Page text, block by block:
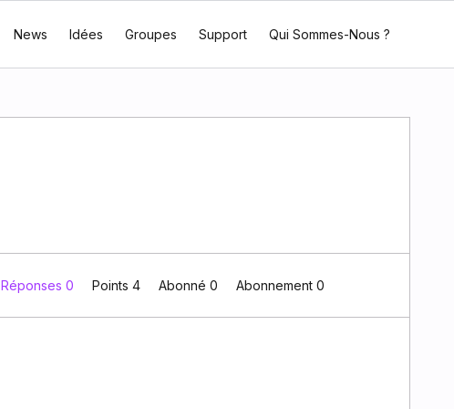
News Idées Groupes Support Qui Sommes-Nous ?
Réponses 0 Points 4 Abonné 0 Abonnement 0